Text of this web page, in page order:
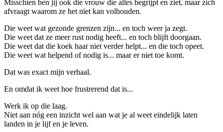
Misschien ben jij ook die vrouw die alles begrijpt en ziet, maar zich
afvraagt waarom ze het niet kan volhouden.
Die weet wat gezonde grenzen zijn... en toch weer ja zegt.
Die weet dat ze meer rust nodig heeft... en toch blijft doorgaan.
Die weet dat die koek haar niet verder helpt... en die toch opeet.
Die weet wat helpend of nodig is... maar er niet toe komt.
Dat was exact mijn verhaal.
En omdat ik weet hoe frustrerend dat is...
Werk ik op die laag.
Niet aan nóg een inzicht wel aan wat je al weet eindelijk laten
landen in je lijf en je leven.